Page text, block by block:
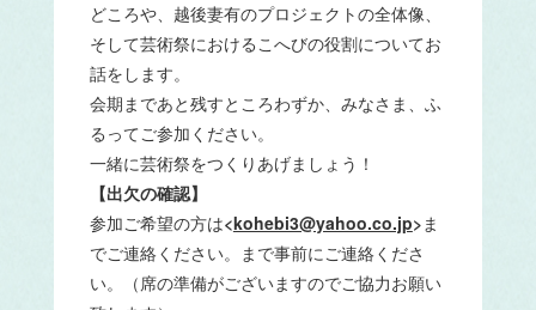
どころや、越後妻有のプロジェクトの全体像、
そして芸術祭におけるこへびの役割についてお
話をします。
会期まであと残すところわずか、みなさま、ふ
るってご参加ください。
一緒に芸術祭をつくりあげましょう！
【出欠の確認】
参加ご希望の方は<kohebi3@yahoo.co.jp>ま
でご連絡ください。まで事前にご連絡くださ
い。（席の準備がございますのでご協力お願い